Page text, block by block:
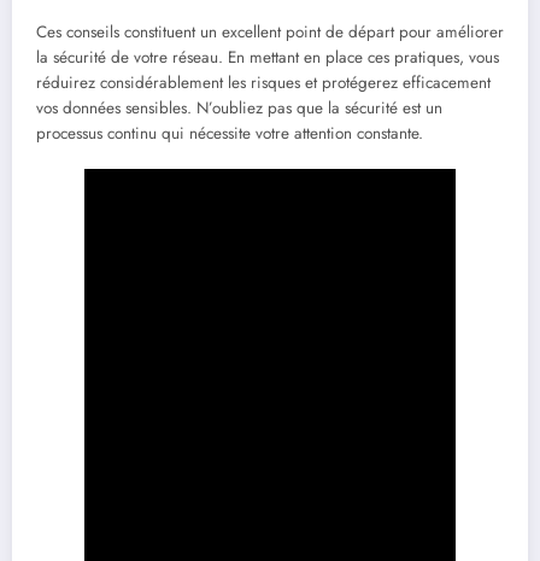
Ces conseils constituent un excellent point de départ pour améliorer
la sécurité de votre réseau. En mettant en place ces pratiques, vous
réduirez considérablement les risques et protégerez efficacement
vos données sensibles. N’oubliez pas que la sécurité est un
processus continu qui nécessite votre attention constante.